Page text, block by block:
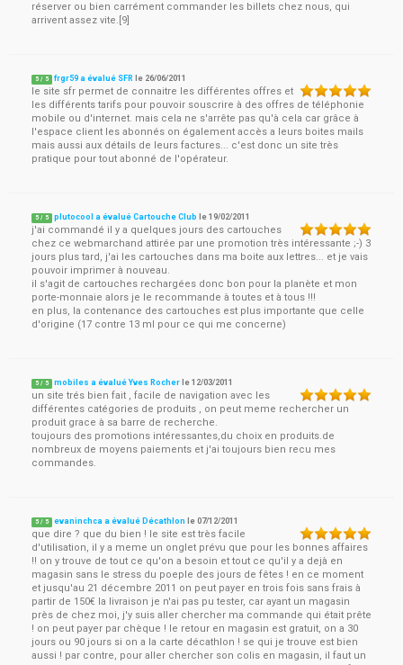
réserver ou bien carrément commander les billets chez nous, qui
arrivent assez vite.[9]
5 / 5 frgr59 a évalué SFR le 26/06/2011
le site sfr permet de connaitre les différentes offres et
les différents tarifs pour pouvoir souscrire à des offres de téléphonie
mobile ou d'internet. mais cela ne s'arrête pas qu'à cela car grâce à
l'espace client les abonnés on également accès a leurs boites mails
mais aussi aux détails de leurs factures... c'est donc un site très
pratique pour tout abonné de l'opérateur.
5 / 5 plutocool a évalué Cartouche Club le19/02/2011
j'ai commandé il y a quelques jours des cartouches
chez ce webmarchand attirée par une promotion très intéressante ;-) 3
jours plus tard, j'ai les cartouches dans ma boite aux lettres... et je vais
pouvoir imprimer à nouveau.
il s'agit de cartouches rechargées donc bon pour la planète et mon
porte-monnaie alors je le recommande à toutes et à tous !!!
en plus, la contenance des cartouches est plus importante que celle
d'origine (17 contre 13 ml pour ce qui me concerne)
5 / 5 mobiles a évalué Yves Rocher le12/03/2011
un site trés bien fait , facile de navigation avec les
différentes catégories de produits , on peut meme rechercher un
produit grace à sa barre de recherche.
toujours des promotions intéressantes,du choix en produits.de
nombreux de moyens paiements et j'ai toujours bien recu mes
commandes.
5 / 5 evaninchca a évalué Décathlon le07/12/2011
que dire ? que du bien ! le site est très facile
d'utilisation, il y a meme un onglet prévu que pour les bonnes affaires
!! on y trouve de tout ce qu'on a besoin et tout ce qu'il y a dejà en
magasin sans le stress du poeple des jours de fêtes ! en ce moment
et jusqu'au 21 décembre 2011 on peut payer en trois fois sans frais à
partir de 150€ la livraison je n'ai pas pu tester, car ayant un magasin
près de chez moi, j'y suis aller chercher ma commande qui était prête
! on peut payer par chèque ! le retour en magasin est gratuit, on a 30
jours ou 90 jours si on a la carte décathlon ! se qui je trouve est bien
aussi ! par contre, pour aller chercher son colis en magasin, il faut un